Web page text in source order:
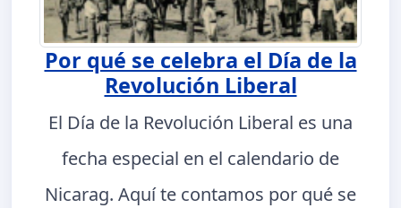
Por qué se celebra el Día de la
Revolución Liberal
El Día de la Revolución Liberal es una
fecha especial en el calendario de
Nicarag. Aquí te contamos por qué se